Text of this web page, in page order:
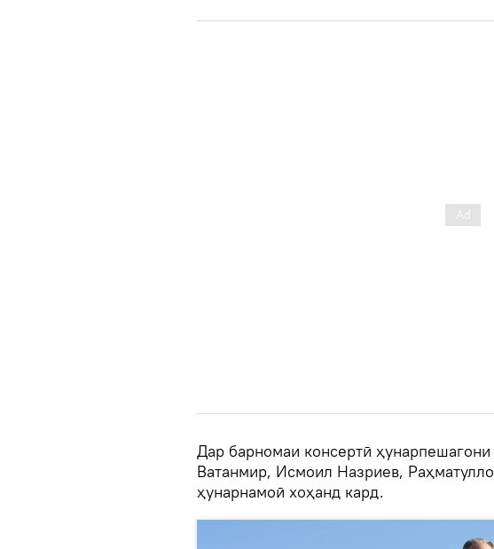
Дар барномаи консертӣ
Ватанмир, Исмоил Назриев,
ҳунарнамоӣ хоҳанд кард.